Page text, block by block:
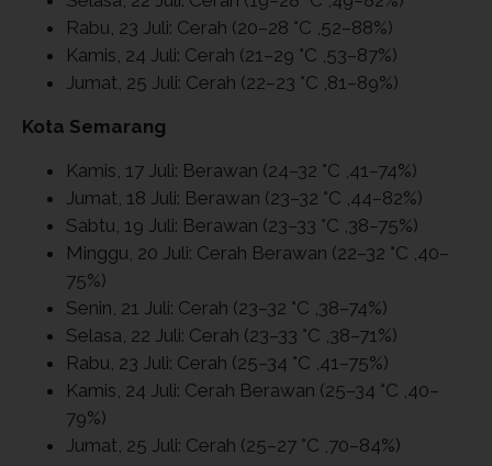
Rabu, 23 Juli: Cerah (20–28 °C ,52–88%)
Kamis, 24 Juli: Cerah (21–29 °C ,53–87%)
Jumat, 25 Juli: Cerah (22–23 °C ,81–89%)
Kota Semarang
Kamis, 17 Juli: Berawan (24–32 °C ,41–74%)
Jumat, 18 Juli: Berawan (23–32 °C ,44–82%)
Sabtu, 19 Juli: Berawan (23–33 °C ,38–75%)
Minggu, 20 Juli: Cerah Berawan (22–32 °C ,40–
75%)
Senin, 21 Juli: Cerah (23–32 °C ,38–74%)
Selasa, 22 Juli: Cerah (23–33 °C ,38–71%)
Rabu, 23 Juli: Cerah (25–34 °C ,41–75%)
Kamis, 24 Juli: Cerah Berawan (25–34 °C ,40–
79%)
Jumat, 25 Juli: Cerah (25–27 °C ,70–84%)